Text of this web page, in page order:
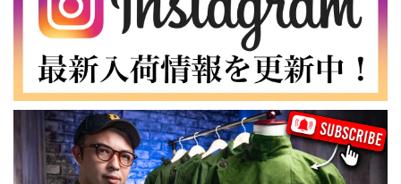
【Cooperstown Ball Cap】Made in USA Baseball Cap "NY" STONE×GREEN 新品 クーパーズタウンボールキャップ 6パネル ２トーン 緑
３.1947 New York Cubans
2026/07/01
2026/06/29